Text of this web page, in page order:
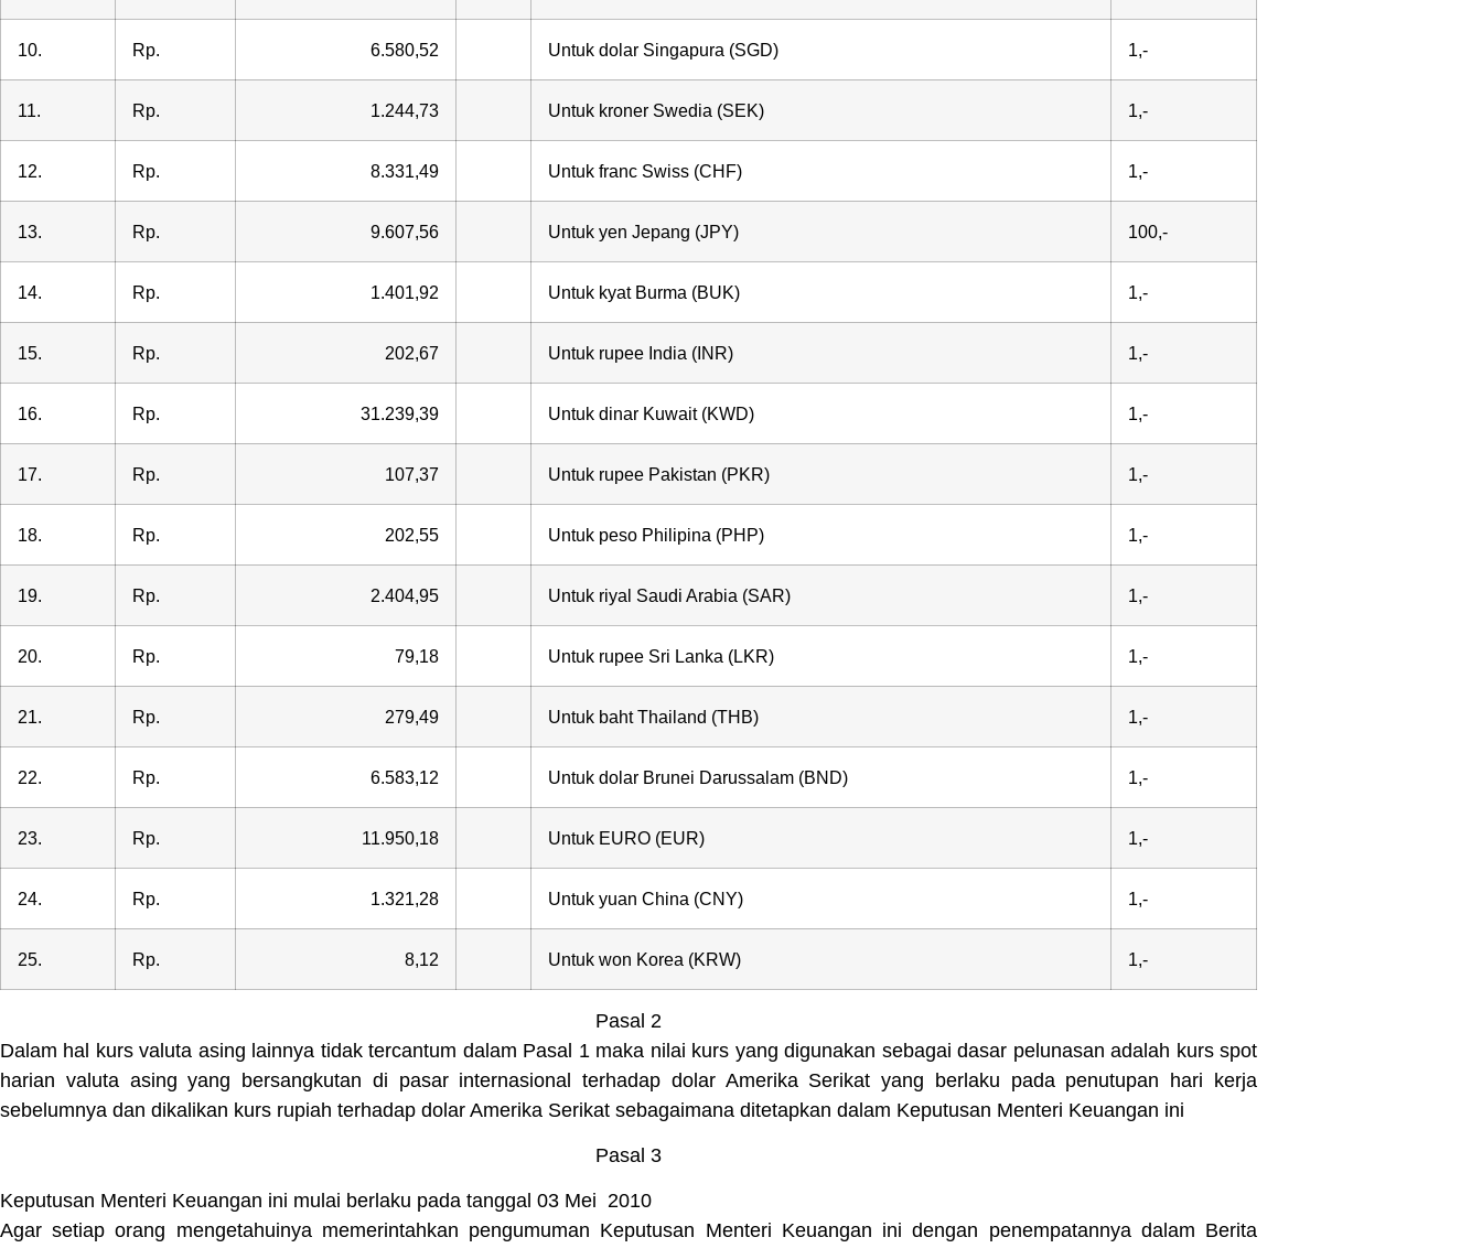
10. Rp. 6.580,52 Untuk dolar Singapura (SGD) 1,-
11. Rp. 1.244,73 Untuk kroner Swedia (SEK) 1,-
12. Rp. 8.331,49 Untuk franc Swiss (CHF) 1,-
13. Rp. 9.607,56 Untuk yen Jepang (JPY) 100,-
14. Rp. 1.401,92 Untuk kyat Burma (BUK) 1,-
15. Rp. 202,67 Untuk rupee India (INR) 1,-
16. Rp. 31.239,39 Untuk dinar Kuwait (KWD) 1,-
17. Rp. 107,37 Untuk rupee Pakistan (PKR) 1,-
18. Rp. 202,55 Untuk peso Philipina (PHP) 1,-
19. Rp. 2.404,95 Untuk riyal Saudi Arabia (SAR) 1,-
20. Rp. 79,18 Untuk rupee Sri Lanka (LKR) 1,-
21. Rp. 279,49 Untuk baht Thailand (THB) 1,-
22. Rp. 6.583,12 Untuk dolar Brunei Darussalam (BND) 1,-
23. Rp. 11.950,18 Untuk EURO (EUR) 1,-
24. Rp. 1.321,28 Untuk yuan China (CNY) 1,-
25. Rp. 8,12 Untuk won Korea (KRW) 1,-
Pasal 2
Dalam hal kurs valuta asing lainnya tidak tercantum dalam Pasal 1 maka nilai kurs yang digunakan sebagai dasar pelunasan adalah kurs spot
harian valuta asing yang bersangkutan di pasar internasional terhadap dolar Amerika Serikat yang berlaku pada penutupan hari kerja
sebelumnya dan dikalikan kurs rupiah terhadap dolar Amerika Serikat sebagaimana ditetapkan dalam Keputusan Menteri Keuangan ini
Pasal 3
Keputusan Menteri Keuangan ini mulai berlaku pada tanggal 03 Mei 2010
Agar setiap orang mengetahuinya memerintahkan pengumuman Keputusan Menteri Keuangan ini dengan penempatannya dalam Berita